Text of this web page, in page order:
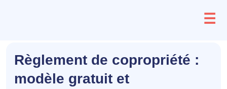
☰
Règlement de copropriété :
modèle gratuit et